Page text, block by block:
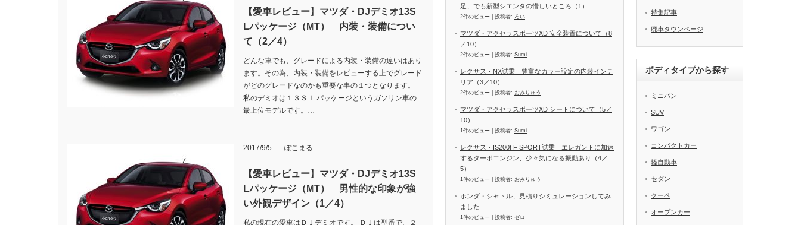
【愛車レビュー】マツダ・DJデミオ13S
Lパッケージ（MT） 内装・装備につい
て（2／4）
どんな車でも、グレードによる内装・装備の違いはあり
ます。その為、内装・装備をレビューする上でグレード
がどのグレードなのかも重要な事の１つとなります。
私のデミオは１３Ｓ Ｌパッケージというガソリン車の
最上位モデルです。…
2017/9/5 ぽこまる
【愛車レビュー】マツダ・DJデミオ13S
Lパッケージ（MT） 男性的な印象が強
い外観デザイン（1／4）
私の現在の愛車はＤＪデミオです。 ＤＪは型番で、２
足、でも新型シエンタの惜しいところ（1）
2件のビュー 投稿者: ろい
マツダ・アクセラスポーツXD 安全装置について（8
／10）
2件のビュー 投稿者: Sumi
レクサス・NX試乗 豊富なカラー設定の内装インテ
リア（3／10）
2件のビュー 投稿者: おみりゅう
マツダ・アクセラスポーツXD シートについて（5／
10）
1件のビュー 投稿者: Sumi
レクサス・IS200t F SPORT試乗 エレガントに加速
するターボエンジン、少々気になる振動あり（4／
5）
1件のビュー 投稿者: おみりゅう
ホンダ・シャトル、見積りシミュレーションしてみ
ました
1件のビュー 投稿者: ゼロ
特集記事
廃車タウンページ
ボディタイプから探す
ミニバン
SUV
ワゴン
コンパクトカー
軽自動車
セダン
クーペ
オープンカー